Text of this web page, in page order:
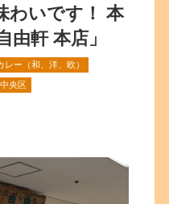
わいです！ 本
由軒 本店」
レー（和、洋、欧）
央区